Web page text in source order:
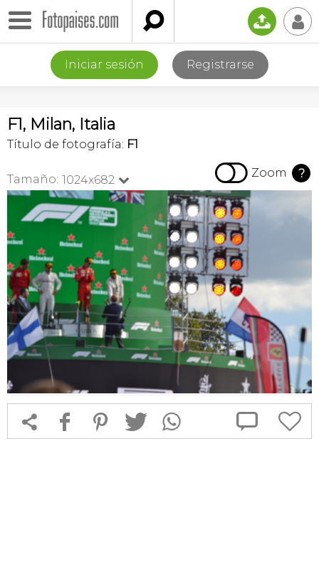
 📤 👤
Iniciar sesión Registrarse
F1, Milan, Italia
Título de fotografía: F1
Tamaño: 1024x682   Zoom ?
 f 1 T  